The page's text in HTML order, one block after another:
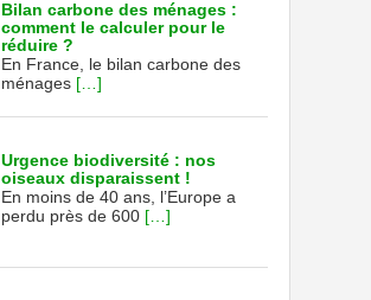
Bilan carbone des ménages :
comment le calculer pour le
réduire ?
En France, le bilan carbone des
ménages […]
Urgence biodiversité : nos
oiseaux disparaissent !
En moins de 40 ans, l’Europe a
perdu près de 600 […]